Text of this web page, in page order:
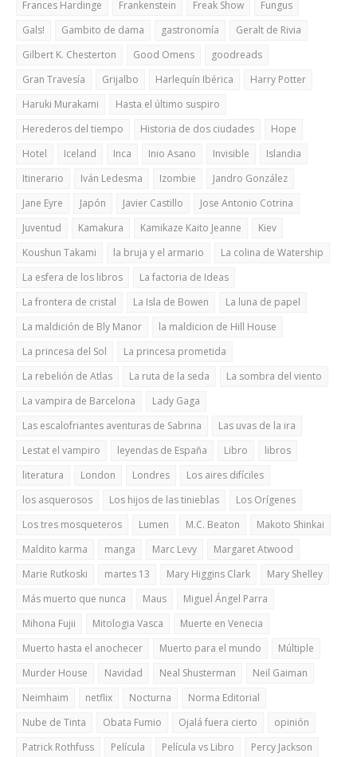
Frances Hardinge
Frankenstein Freak Show
Fungus
Gals!
Gambito de dama gastronomía
Geralt de Rivia
Gilbert K. Chesterton
Good Omens
goodreads
Gran Travesía
Grijalbo Harlequín Ibérica
Harry Potter
Haruki Murakami
Hasta el último suspiro
Herederos del tiempo
Historia de dos ciudades
Hope
Hotel
Iceland Inca Inio Asano Invisible
Islandia
Itinerario
Iván Ledesma Izombie
Jandro González
Jane Eyre
Japón Javier Castillo
Jose Antonio Cotrina
Juventud
Kamakura Kamikaze Kaito Jeanne
Kiev
Koushun Takami
la bruja y el armario
La colina de Watership
La esfera de los libros
La factoria de Ideas
La frontera de cristal
La Isla de Bowen
La luna de papel
La maldición de Bly Manor
la maldicion de Hill House
La princesa del Sol
La princesa prometida
La rebelión de Atlas
La ruta de la seda
La sombra del viento
La vampira de Barcelona
Lady Gaga
Las escalofriantes aventuras de Sabrina
Las uvas de la ira
Lestat el vampiro
leyendas de España Libro
libros
literatura
London Londres
Los aires difíciles
los asquerosos
Los hijos de las tinieblas
Los Orígenes
Los tres mosqueteros
Lumen M.C. Beaton
Makoto Shinkai
Maldito karma
manga Marc Levy
Margaret Atwood
Marie Rutkoski
martes 13 Mary Higgins Clark
Mary Shelley
Más muerto que nunca
Maus
Miguel Ángel Parra
Mihona Fujii
Mitologia Vasca
Muerte en Venecia
Muerto hasta el anochecer
Muerto para el mundo
Múltiple
Murder House
Navidad Neal Shusterman
Neil Gaiman
Neimhaim
netflix Nocturna
Norma Editorial
Nube de Tinta
Obata Fumio Ojalá fuera cierto
opinión
Patrick Rothfuss
Película Película vs Libro
Percy Jackson